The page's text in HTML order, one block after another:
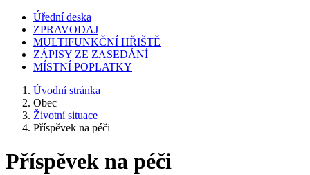
Úřední deska
ZPRAVODAJ
MULTIFUNKČNÍ HŘIŠTĚ
ZÁPISY ZE ZASEDÁNÍ
MÍSTNÍ POPLATKY
Úvodní stránka
Obec
Životní situace
Příspěvek na péči
Příspěvek na péči